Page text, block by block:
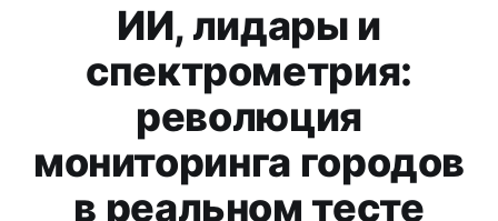
ИИ, лидары и
спектрометрия:
революция
мониторинга городов
в реальном тесте